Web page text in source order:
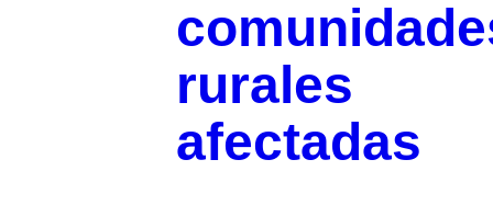
rurales
afectadas